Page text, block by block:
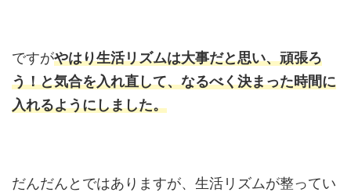
ですがやはり生活リズムは大事だと思い、頑張ろ
う！と気合を入れ直して、なるべく決まった時間に
入れるようにしました。
だんだんとではありますが、生活リズムが整ってい